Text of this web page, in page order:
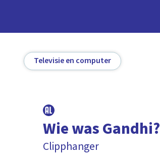
Televisie en computer
Wie was Gandhi?
Clipphanger